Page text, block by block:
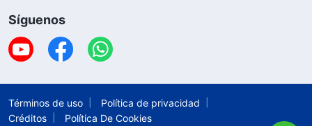
Síguenos
Términos de uso
Política de privacidad
Créditos
Política De Cookies